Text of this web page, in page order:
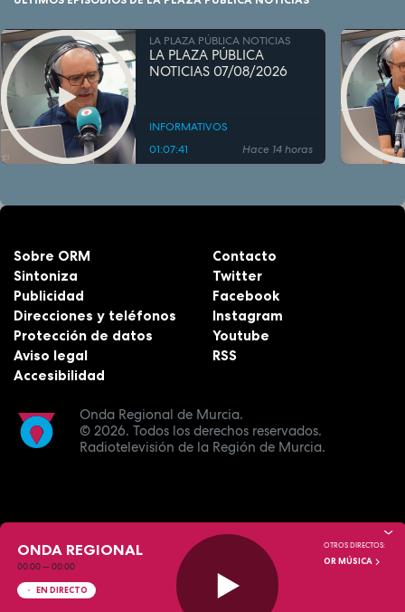
LA PLAZA PÚBLICA NOTICIAS
LA PLAZA PÚBLICA
NOTICIAS 07/08/2026
INFORMATIVOS
01:07:41
Hace 14 horas
Onda Regional de Murcia.
© 2026. Todos los derechos reservados.
Radiotelevisión de la Región de Murcia.
Sobre ORM
Sintoniza
Publicidad
Direcciones y teléfonos
Protección de datos
Aviso legal
Accesibilidad
Contacto
Twitter
Facebook
Instagram
Youtube
RSS
ONDA REGIONAL
00:00—00:00
EN DIRECTO
OTROS DIRECTOS:
OR MÚSICA